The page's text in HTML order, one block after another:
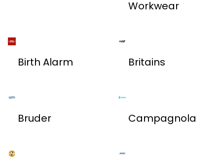
Workwear
Birth Alarm Britains
Bruder Campagnola